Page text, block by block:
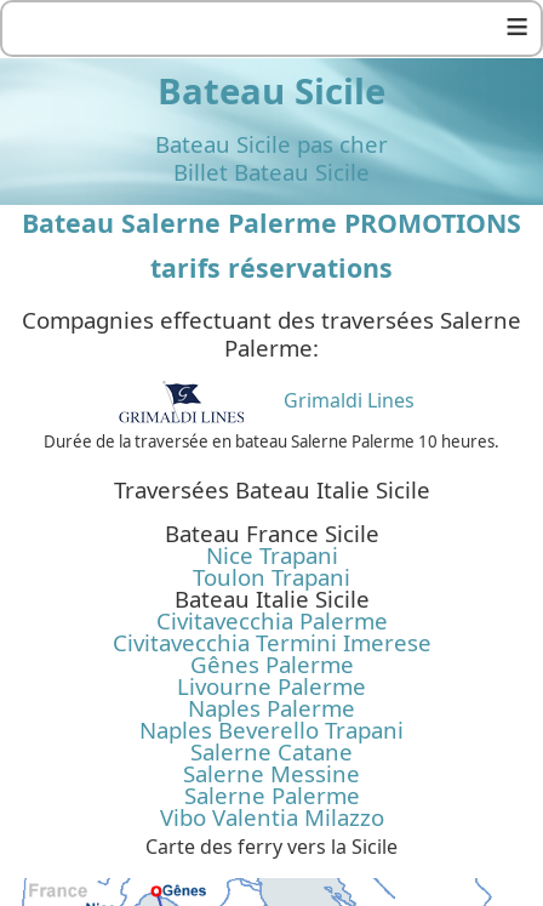
≡
Bateau Sicile
Bateau Sicile pas cher
Billet Bateau Sicile
Bateau Salerne Palerme PROMOTIONS
tarifs réservations
Compagnies effectuant des traversées Salerne
Palerme:
Grimaldi Lines
Durée de la traversée en bateau Salerne Palerme 10 heures.
Traversées Bateau Italie Sicile
Bateau France Sicile
Nice Trapani
Toulon Trapani
Bateau Italie Sicile
Civitavecchia Palerme
Civitavecchia Termini Imerese
Gênes Palerme
Livourne Palerme
Naples Palerme
Naples Beverello Trapani
Salerne Catane
Salerne Messine
Salerne Palerme
Vibo Valentia Milazzo
Carte des ferry vers la Sicile